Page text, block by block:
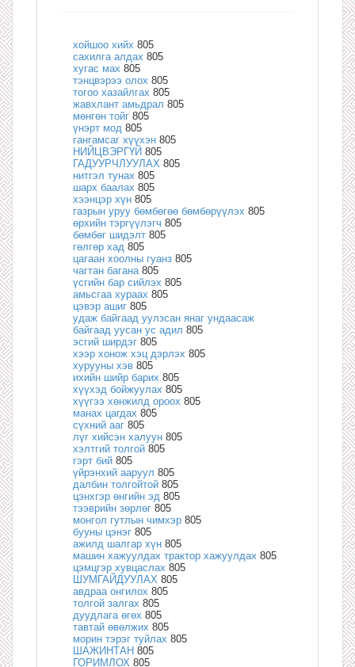
хойшоо хийх 805
сахилга алдах 805
хугас мах 805
тэнцвэрээ олох 805
тогоо хазайлгах 805
жавхлант амьдрал 805
мөнгөн тойг 805
үнэрт мод 805
гангамсаг хүүхэн 805
НИЙЦВЭРГҮЙ 805
ГАДУУРЧЛУУЛАХ 805
нитгэл тунах 805
шарх баалах 805
хээнцэр хүн 805
газрын уруу бөмбөгөө бөмбөрүүлэх 805
өрхийн тэргүүлэгч 805
бөмбөг шидэлт 805
гөлгөр хад 805
цагаан хоолны гуанз 805
чагтан багана 805
үсгийн бар сийлэх 805
амьсгаа хураах 805
цэвэр ашиг 805
удаж байгаад уулзсан янаг ундаасаж
байгаад уусан ус адил 805
эсгий ширдэг 805
хээр хонож хэц дэрлэх 805
хурууны хэв 805
ихийн шийр барих 805
хүүхэд бойжуулах 805
хүүгээ хөнжилд ороох 805
манах цагдах 805
сүхний ааг 805
лүг хийсэн халуун 805
хэлтгий толгой 805
гэрт бий 805
үйрэнхий ааруул 805
далбин толгойтой 805
цэнхгэр өнгийн эд 805
тээврийн зөрлөг 805
монгол гутлын чимхэр 805
бууны цэнэг 805
ажилд шалгар хүн 805
машин хажуулдах трактор хажуулдах 805
цэмцгэр хувцаслах 805
ШУМГАЙДУУЛАХ 805
авдраа онгилох 805
толгой залгах 805
дуудлага өгөх 805
тавтай өвөлжих 805
морин тэрэг туйлах 805
ШАЖИНТАН 805
ГОРИМЛОХ 805